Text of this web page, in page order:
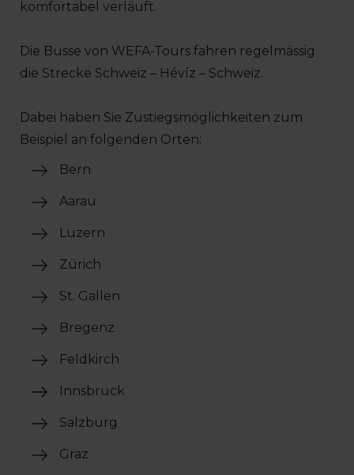
komfortabel verläuft.
Die Busse von WEFA-Tours fahren regelmässig
die Strecke Schweiz – Hévíz – Schweiz.
Dabei haben Sie Zustiegsmöglichkeiten zum
Beispiel an folgenden Orten:
Bern
Aarau
Luzern
Zürich
St. Gallen
Bregenz
Feldkirch
Innsbruck
Salzburg
Graz